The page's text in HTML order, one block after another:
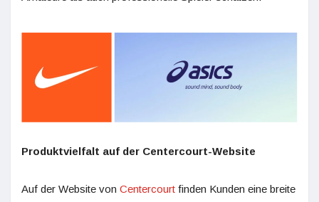
Produktvielfalt auf der Centercourt-Website
Auf der Website von Centercourt finden Kunden eine breite